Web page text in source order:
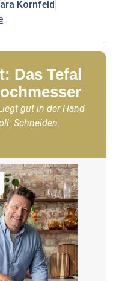
Kornfeld
Das Tefal
gut in der Hand
Schneiden.